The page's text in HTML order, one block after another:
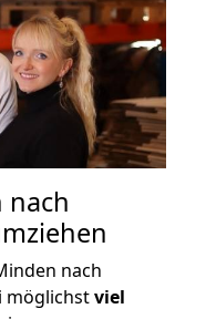
nach
nach
möglichstviel